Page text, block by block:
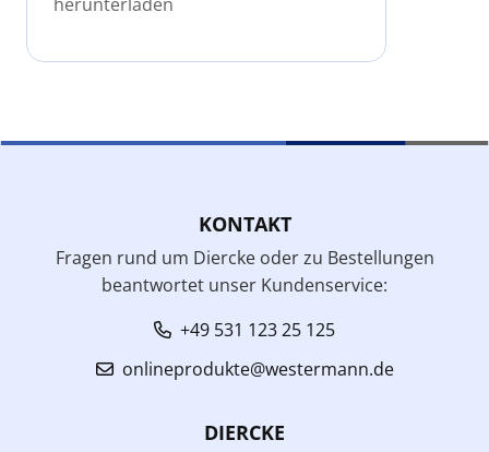
KONTAKT
Fragen rund um Diercke oder zu Bestellungen
beantwortet unser Kundenservice:
+49 531 123 25 125
onlineprodukte@westermann.de
DIERCKE